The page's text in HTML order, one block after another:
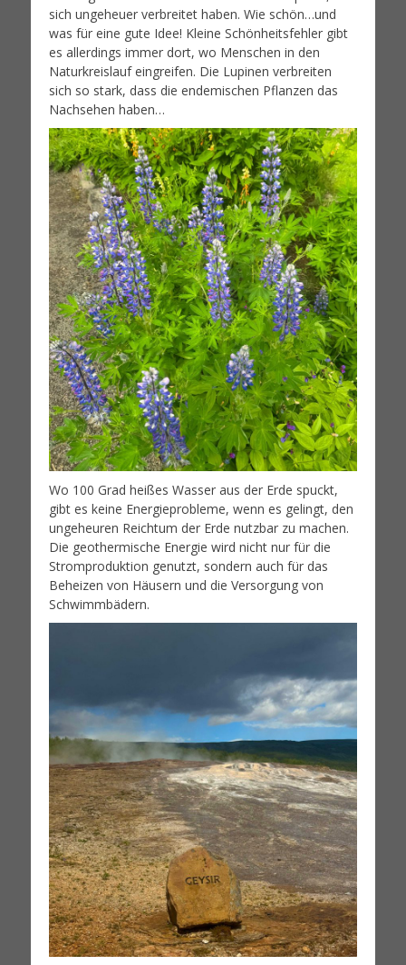
sich ungeheuer verbreitet haben. Wie schön…und
was für eine gute Idee! Kleine Schönheitsfehler gibt
es allerdings immer dort, wo Menschen in den
Naturkreislauf eingreifen. Die Lupinen verbreiten
sich so stark, dass die endemischen Pflanzen das
Nachsehen haben…
Wo 100 Grad heißes Wasser aus der Erde spuckt,
gibt es keine Energieprobleme, wenn es gelingt, den
ungeheuren Reichtum der Erde nutzbar zu machen.
Die geothermische Energie wird nicht nur für die
Stromproduktion genutzt, sondern auch für das
Beheizen von Häusern und die Versorgung von
Schwimmbädern.